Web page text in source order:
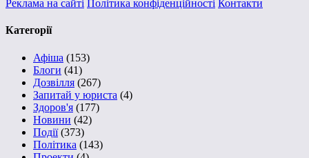
Реклама на сайті Політика конфіденційності Контакти
Категорії
Афіша (153)
Блоги (41)
Дозвілля (267)
Запитай у юриста (4)
Здоров'я (177)
Новини (42)
Події(373)
Політика (143)